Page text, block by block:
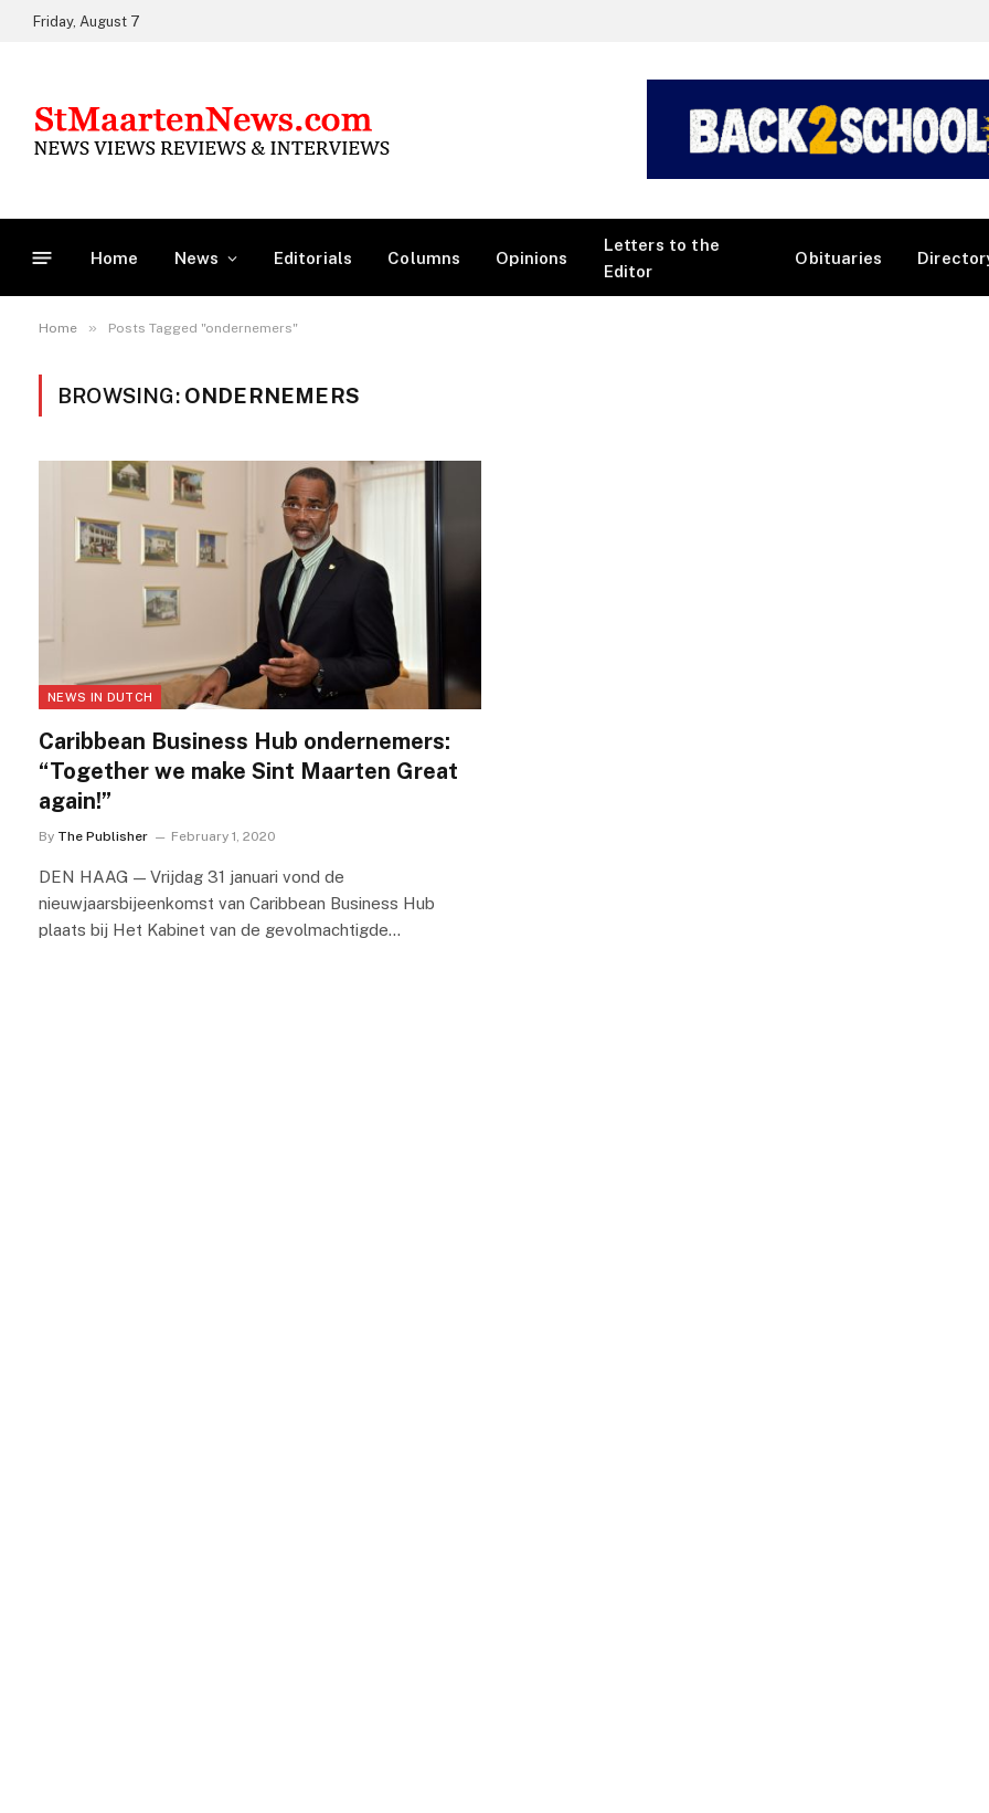
Friday, August 7
Home News Editorials Columns Opinions
Letters to the
Editor
Obituaries
Home » Posts Tagged "ondernemers"
BROWSING: ONDERNEMERS
NEWS IN DUTCH
Caribbean Business Hub ondernemers:
“Together we make Sint Maarten Great
again!”
By The Publisher February 1, 2020
DEN HAAG — Vrijdag 31 januari vond de
nieuwjaarsbijeenkomst van Caribbean Business Hub
plaats bij Het Kabinet van de gevolmachtigde…